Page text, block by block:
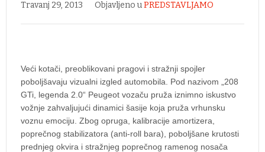
Travanj 29, 2013 Objavljeno uPREDSTAVLJAMO
Veći kotači, preoblikovani pragovi i stražnji spojler
poboljšavaju vizualni izgled automobila. Pod nazivom „208
GTi, legenda 2.0“ Peugeot vozaču pruža iznimno iskustvo
vožnje zahvaljujući dinamici šasije koja pruža vrhunsku
voznu emociju. Zbog opruga, kalibracije amortizera,
poprečnog stabilizatora (anti-roll bara), poboljšane krutosti
prednjeg okvira i stražnjeg poprečnog ramenog nosača